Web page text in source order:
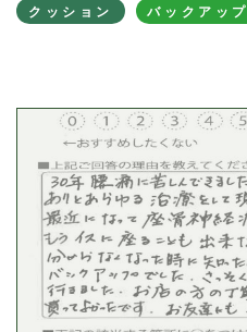
クッション バックアップ